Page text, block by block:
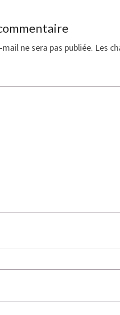
ne sera pas publiée. Les